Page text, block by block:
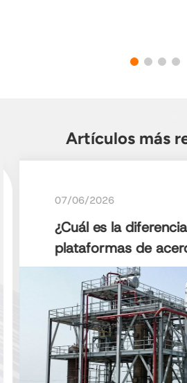
plataformas de acero y
estructuras de acero?